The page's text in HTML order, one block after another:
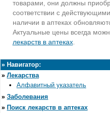
товарами, они должны
соответствии с
наличии в аптеках
Актуальные цены всегда
лекарств в аптеках.
» Навигатор:
» Лекарства
Алфавитный указатель
» Заболевания
» Поиск лекарств в аптеках